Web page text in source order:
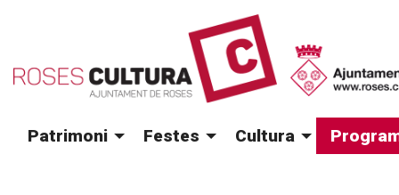
Patrimoni Festes Cultura